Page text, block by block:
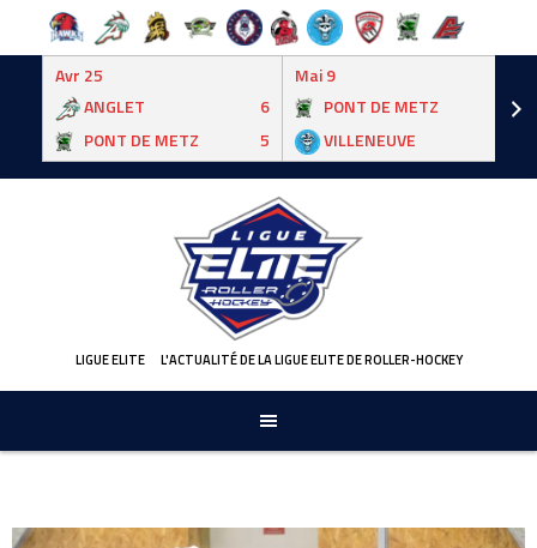
Avr 25
ANGLET
6
PONT DE METZ
5
Mai 9
PONT DE METZ
VILLENEUVE
LIGUE ELITE L'ACTUALITÉ DE LA LIGUE ELITE DE ROLLER-HOCKEY